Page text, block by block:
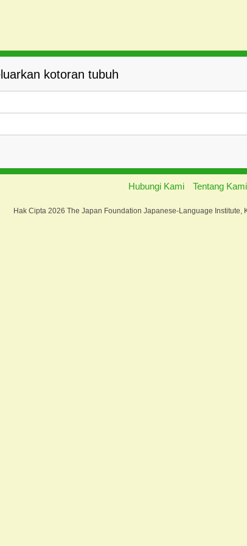
kotoran tubuh
Hubungi Kami Tentang Kami
Hak Cipta 2026 The Japan Foundation Japanese-Language